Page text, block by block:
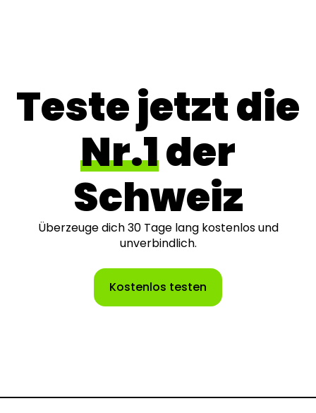
Teste jetzt die
Nr.1der
Schweiz
Überzeuge dich 30 Tage lang kostenlos und
unverbindlich.
Kostenlos testen